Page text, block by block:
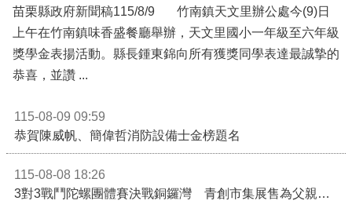
苗栗縣政府新聞稿115/8/9 竹南鎮天文里辦公處今(9)日
上午在竹南鎮味香盛餐廳舉辦，天文里國小一年級至六年級
獎學金表揚活動。縣長鍾東錦向所有獲獎同學表達最誠摯的
恭喜，並讚 ...
115-08-09 09:59
恭賀陳威帆、簡偉哲消防設備士金榜題名
115-08-08 18:26
3對3戰鬥陀螺團體賽決戰銅鑼灣 青創市集展售為父親節增添繽紛